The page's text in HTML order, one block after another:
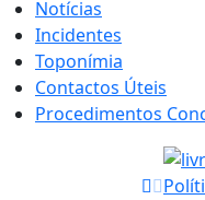
Notícias
Incidentes
Toponímia
Contactos Úteis
Procedimentos